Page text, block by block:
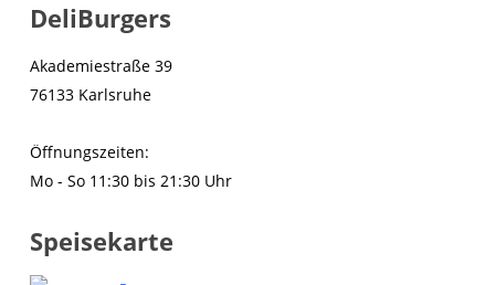
DeliBurgers
Akademiestraße 39
76133 Karlsruhe
Öffnungszeiten:
Mo - So 11:30 bis 21:30 Uhr
Speisekarte